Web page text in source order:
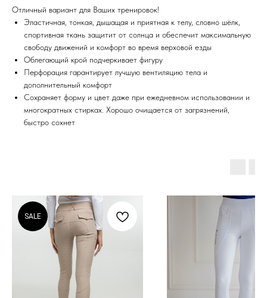
Отличный вариант для Ваших тренировок!
Эластичная, тонкая, дышащая и приятная к телу, словно шёлк,
спортивная ткань защитит от солнца и обеспечит максимальную
свободу движений и комфорт во время верховой езды
Облегающий крой подчеркивает фигуру
Перфорация гарантирует лучшую вентиляцию тела и
дополнительный комфорт
Сохраняет форму и цвет даже при ежедневном использовании и
многократных стирках. Хорошо очищается от загрязнений,
быстро сохнет
SALE